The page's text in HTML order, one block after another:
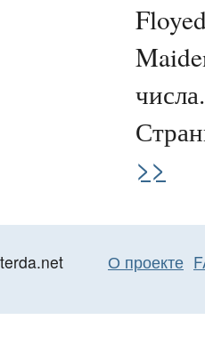
числа.
>>
О проекте